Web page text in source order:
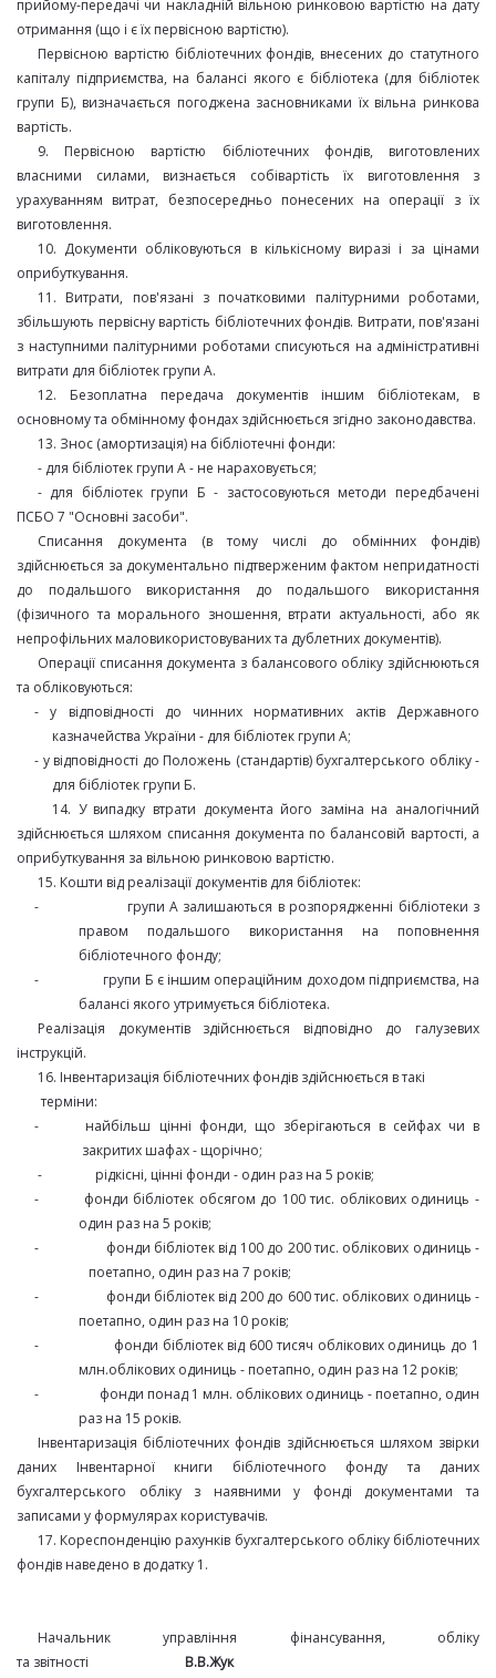
прийому-передачі чи накладній вільною ринковою вартістю на дату
отримання (що і є їх первісною вартістю).
Первісною вартістю бібліотечних фондів, внесених до статутного
капіталу підприємства, на балансі якого є бібліотека (для бібліотек
групи Б), визначається погоджена засновниками їх вільна ринкова
вартість.
9. Первісною вартістю бібліотечних фондів, виготовлених
власними силами, визнається собівартість їх виготовлення з
урахуванням витрат, безпосередньо понесених на операції з їх
виготовлення.
10. Документи обліковуються в кількісному виразі і за цінами
оприбуткування.
11. Витрати, пов'язані з початковими палітурними роботами,
збільшують первісну вартість бібліотечних фондів. Витрати, пов'язані
з наступними палітурними роботами списуються на адміністративні
витрати для бібліотек групи А.
12. Безоплатна передача документів іншим бібліотекам, в
основному та обмінному фондах здійснюється згідно законодавства.
13. Знос (амортизація) на бібліотечні фонди:
- для бібліотек групи А - не нараховується;
- для бібліотек групи Б - застосовуються методи передбачені
ПСБО 7 "Основні засоби".
Списання документа (в тому числі до обмінних фондів)
здійснюється за документально підтверженим фактом непридатності
до подальшого використання до подальшого використання
(фізичного та морального зношення, втрати актуальності, або як
непрофільних маловикористовуваних та дублетних документів).
Операції списання документа з балансового обліку здійснюються
та обліковуються:
- у відповідності до чинних нормативних актів Державного
казначейства України - для бібліотек групи А;
- у відповідності до Положень (стандартів) бухгалтерського обліку -
для бібліотек групи Б.
14. У випадку втрати документа його заміна на аналогічний
здійснюється шляхом списання документа по балансовій вартості, а
оприбуткування за вільною ринковою вартістю.
15. Кошти від реалізації документів для бібліотек:
-
групи А залишаються в розпорядженні бібліотеки з
правом подальшого використання на поповнення
бібліотечного фонду;
-
групи Б є іншим операційним доходом підприємства, на
балансі якого утримується бібліотека.
Реалізація документів здійснюється відповідно до галузевих
інструкцій.
16. Інвентаризація бібліотечних фондів здійснюється в такі
терміни:
-
найбільш цінні фонди, що зберігаються в сейфах чи в
закритих шафах - щорічно;
-
рідкісні, цінні фонди - один раз на 5 років;
-
фонди бібліотек обсягом до 100 тис. облікових одиниць -
один раз на 5 років;
-
фонди бібліотек від 100 до 200 тис. облікових одиниць -
поетапно, один раз на 7 років;
-
фонди бібліотек від 200 до 600 тис. облікових одиниць -
поетапно, один раз на 10 років;
-
фонди бібліотек від 600 тисяч облікових одиниць до 1
млн.облікових одиниць - поетапно, один раз на 12 років;
-
фонди понад 1 млн. облікових одиниць - поетапно, один
раз на 15 років.
Інвентаризація бібліотечних фондів здійснюється шляхом звірки
даних Інвентарної книги бібліотечного фонду та даних
бухгалтерського обліку з наявними у фонді документами та
записами у формулярах користувачів.
17. Кореспонденцію рахунків бухгалтерського обліку бібліотечних
фондів наведено в додатку 1.
Начальник управління фінансування, обліку
та звітності В.В.Жук